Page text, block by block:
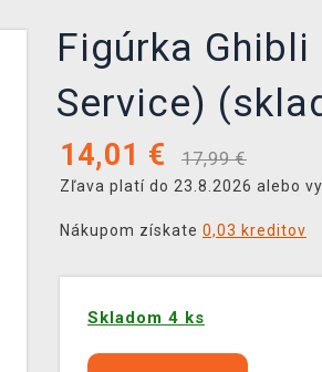
Figúrka
Service)
14,01 € 17,99 €
Zľava platí do 23.8.2026 alebo
Nákupom získate 0,03 kreditov
Skladom 4 ks